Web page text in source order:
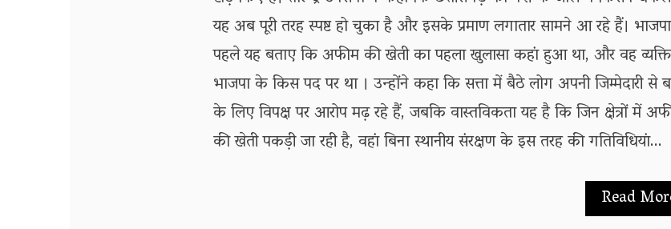
यह अब पूरी तरह स्पष्ट हो चुका है और इसके प्रमाण लगातार सामने आ रहे हैं। भाजपा
पहले यह बताए कि अफीम की खेती का पहला खुलासा कहां हुआ था, और वह व्यक्ति
भाजपा के किस पद पर था । उन्होंने कहा कि सत्ता में बैठे लोग अपनी जिम्मेदारी से
के लिए विपक्ष पर आरोप मढ़ रहे हैं, जबकि वास्तविकता यह है कि जिन क्षेत्रों में
की खेती पकड़ी जा रही है, वहां बिना स्थानीय संरक्षण के इस तरह की गतिविधियां...
Read